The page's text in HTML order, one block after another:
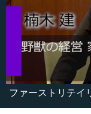
ファーストリテイ